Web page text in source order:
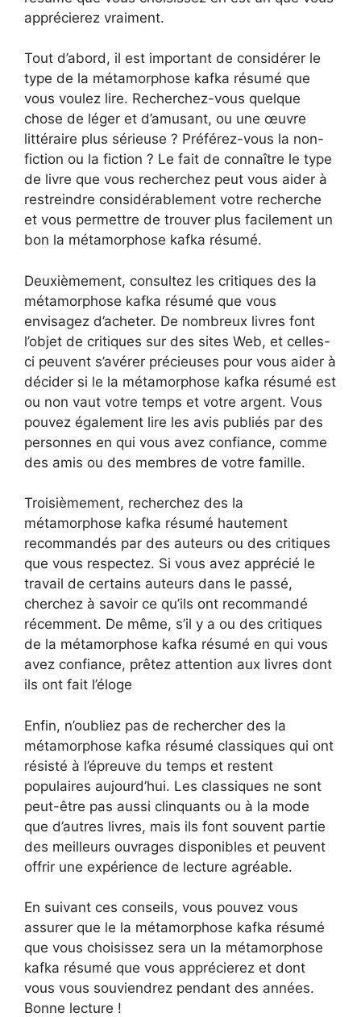
apprécierez vraiment.
Tout d’abord, il est important de considérer le
type de la métamorphose kafka résumé que
vous voulez lire. Recherchez-vous quelque
chose de léger et d’amusant, ou une œuvre
littéraire plus sérieuse ? Préférez-vous la non-
fiction ou la fiction ? Le fait de connaître le type
de livre que vous recherchez peut vous aider à
restreindre considérablement votre recherche
et vous permettre de trouver plus facilement un
bon la métamorphose kafka résumé.
Deuxièmement, consultez les critiques des la
métamorphose kafka résumé que vous
envisagez d’acheter. De nombreux livres font
l’objet de critiques sur des sites Web, et celles-
ci peuvent s’avérer précieuses pour vous aider à
décider si le la métamorphose kafka résumé est
ou non vaut votre temps et votre argent. Vous
pouvez également lire les avis publiés par des
personnes en qui vous avez confiance, comme
des amis ou des membres de votre famille.
Troisièmement, recherchez des la
métamorphose kafka résumé hautement
recommandés par des auteurs ou des critiques
que vous respectez. Si vous avez apprécié le
travail de certains auteurs dans le passé,
cherchez à savoir ce qu’ils ont recommandé
récemment. De même, s’il y a ou des critiques
de la métamorphose kafka résumé en qui vous
avez confiance, prêtez attention aux livres dont
ils ont fait l’éloge
Enfin, n’oubliez pas de rechercher des la
métamorphose kafka résumé classiques qui ont
résisté à l’épreuve du temps et restent
populaires aujourd’hui. Les classiques ne sont
peut-être pas aussi clinquants ou à la mode
que d’autres livres, mais ils font souvent partie
des meilleurs ouvrages disponibles et peuvent
offrir une expérience de lecture agréable.
En suivant ces conseils, vous pouvez vous
assurer que le la métamorphose kafka résumé
que vous choisissez sera un la métamorphose
kafka résumé que vous apprécierez et dont
vous vous souviendrez pendant des années.
Bonne lecture !